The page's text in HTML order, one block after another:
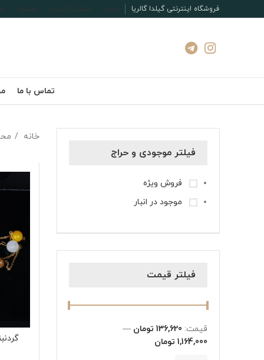
فروشگاه اینترنتی گیلدا گالریا مجله مطالب کاربران مشاوره
تماس با ما
فیلتر موجودی و حراج
فروش ویژه
موجود در انبار
فیلتر قیمت
قیمت: 136,620 تومان
—
1,164,000 تومان
خانه